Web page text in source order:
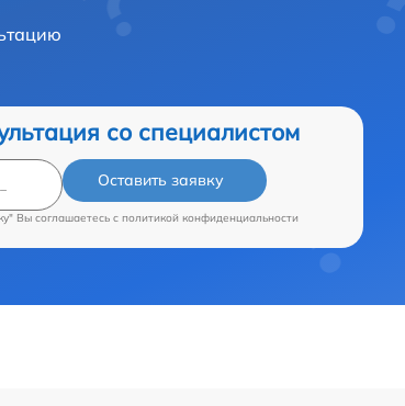
со специалистом
Оставить заявку
Вы соглашаетесь c политикой конфиденциальности